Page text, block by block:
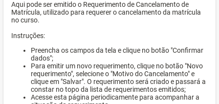
Aqui pode ser emitido o Requerimento de Cancelamento de
Matrícula, utilizado para requerer o cancelamento da matrícula
no curso.
Instruções:
Preencha os campos da tela e clique no botão "Confirmar
dados";
Para emitir um novo requerimento, clique no botão "Novo
requerimento", selecione o "Motivo do Cancelamento" e
clique em "Salvar". O requerimento será criado e passará a
constar no topo da lista de requerimentos emitidos;
Acesse esta página periodicamente para acompanhar a